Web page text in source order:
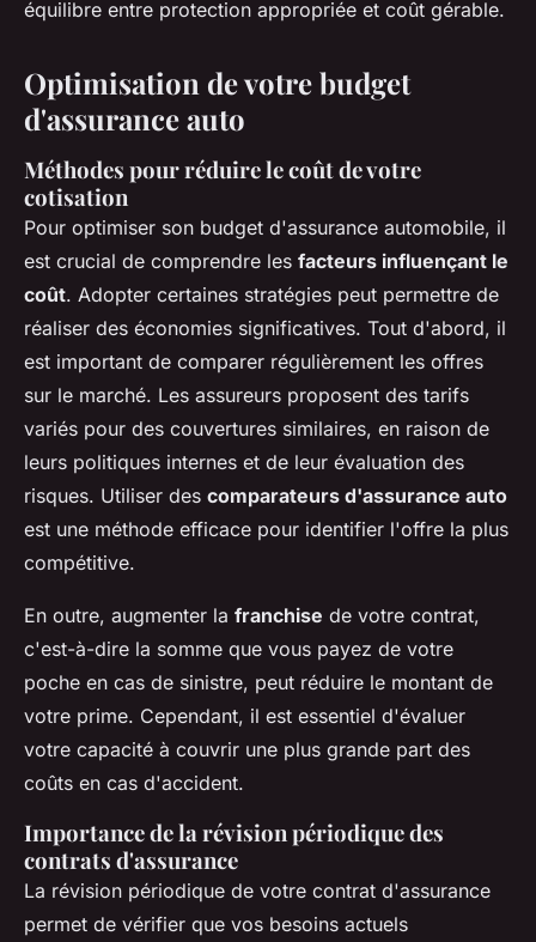
équilibre entre protection appropriée et coût gérable.
Optimisation de votre budget
d'assurance auto
Méthodes pour réduire le coût de votre
cotisation
Pour optimiser son budget d'assurance automobile, il
est crucial de comprendre les facteurs influençant le
coût. Adopter certaines stratégies peut permettre de
réaliser des économies significatives. Tout d'abord, il
est important de comparer régulièrement les offres
sur le marché. Les assureurs proposent des tarifs
variés pour des couvertures similaires, en raison de
leurs politiques internes et de leur évaluation des
risques. Utiliser des comparateurs d'assurance auto
est une méthode efficace pour identifier l'offre la plus
compétitive.
En outre, augmenter la franchise de votre contrat,
c'est-à-dire la somme que vous payez de votre
poche en cas de sinistre, peut réduire le montant de
votre prime. Cependant, il est essentiel d'évaluer
votre capacité à couvrir une plus grande part des
coûts en cas d'accident.
Importance de la révision périodique des
contrats d'assurance
La révision périodique de votre contrat d'assurance
permet de vérifier que vos besoins actuels